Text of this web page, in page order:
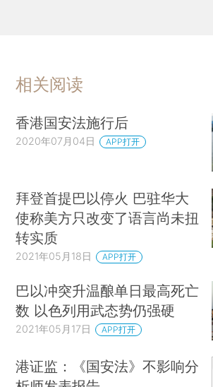
相关阅读
香港国安法施行后
2020年07月04日 APP打开
拜登首提巴以停火 巴驻华大
使称美方只改变了语言尚未扭
转实质
2021年05月18日 APP打开
巴以冲突升温酿单日最高死亡
数 以色列用武态势仍强硬
2021年05月17日 APP打开
港证监：《国安法》不影响分